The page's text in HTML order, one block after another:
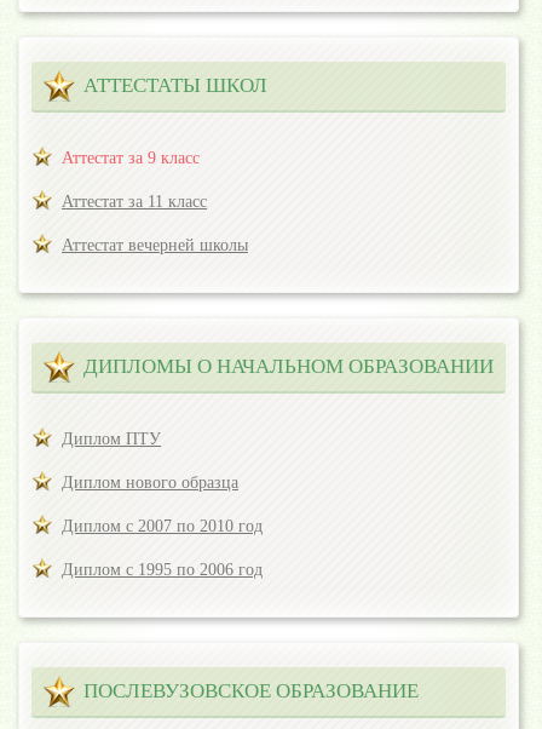
АТТЕСТАТЫ ШКОЛ
Аттестат за 9 класс
Аттестат за 11 класс
Аттестат вечерней школы
ДИПЛОМЫ О НАЧАЛЬНОМ ОБРАЗОВАНИИ
Диплом ПТУ
Диплом нового образца
Диплом с 2007 по 2010 год
Диплом с 1995 по 2006 год
ПОСЛЕВУЗОВСКОЕ ОБРАЗОВАНИЕ